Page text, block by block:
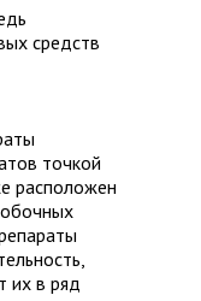
средств
точкой
расположен
их в ряд